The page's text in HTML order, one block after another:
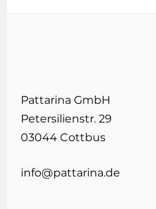
Pattarina GmbH
Petersilienstr. 29
03044 Cottbus
info@pattarina.de